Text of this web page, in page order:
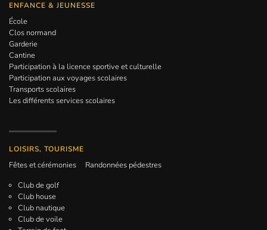
ENFANCE & JEUNESSE
École
Clos normand
Garderie
Cantine
Participation à la licence sportive et culturelle
Participation aux voyages scolaires
Transports scolaires
Les différents services scolaires
LOISIRS, TOURISME
Fêtes et cérémonies
Randonnées pédestres
Club de golf
Club house
Club nautique
Club de voile